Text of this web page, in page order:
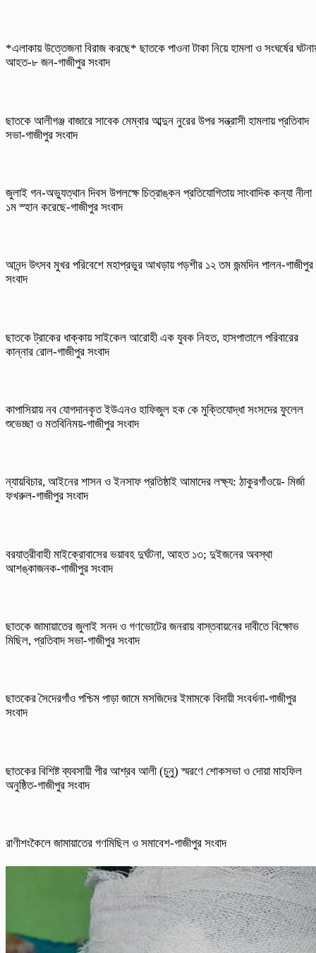
*এলাকায় উত্তেজনা বিরাজ করছে* ছাতকে পাওনা টাকা নিয়ে হামলা ও সংঘর্ষের
আহত-৮ জন-গাজীপুর সংবাদ
ছাতকে আলীগঞ্জ বাজারে সাবেক মেম্বার আব্দুন নুরের উপর সন্ত্রাসী হামলায় প্রতিবাদ
সভা-গাজীপুর সংবাদ
জুলাই গন-অভ্যুত্থান দিবস উপলক্ষে চিত্রাঙ্কন প্রতিযোগিতায় সাংবাদিক কন্যা নীলা
১ম স্হান করেছে-গাজীপুর সংবাদ
আনন্দ উৎসব মুখর পরিবেশে মহাপ্রভুর আখড়ায় পড়শীর ১২ তম জন্মদিন পালন-গাজীপুর
সংবাদ
ছাতকে ট্রাকের ধাক্কায় সাইকেল আরোহী এক যুবক নিহত, হাসপাতালে পরিবারের
কান্নার রোল-গাজীপুর সংবাদ
কাপাসিয়ায় নব যোগদানকৃত ইউএনও হাফিজুল হক কে মুক্তিযোদ্ধা সংসদের ফুলেল
শুভেচ্ছা ও মতবিনিময়-গাজীপুর সংবাদ
ন্যায়বিচার, আইনের শাসন ও ইনসাফ প্রতিষ্ঠাই আমাদের লক্ষ্য: ঠাকুরগাঁওয়ে- মির্জা
ফখরুল-গাজীপুর সংবাদ
বরযাত্রীবাহী মাইক্রোবাসের ভয়াবহ দুর্ঘটনা, আহত ১৩; দুইজনের অবস্থা
আশঙ্কাজনক-গাজীপুর সংবাদ
ছাতকে জামায়াতের জুলাই সনদ ও গণভোটের জনরায় বাস্তবায়নের দাবীতে বিক্ষোভ
মিছিল, প্রতিবাদ সভা-গাজীপুর সংবাদ
ছাতকের সৈদেরগাঁও পশ্চিম পাড়া জামে মসজিদের ইমামকে বিদায়ী সংবর্ধনা-গাজীপুর
সংবাদ
ছাতকের বিশিষ্ট ব্যবসায়ী পীর আশ্রব আলী (চুনু) স্মরণে শোকসভা ও দোয়া মাহফিল
অনুষ্ঠিত-গাজীপুর সংবাদ
রাণীশংকৈলে জামায়াতের গণমিছিল ও সমাবেশ-গাজীপুর সংবাদ